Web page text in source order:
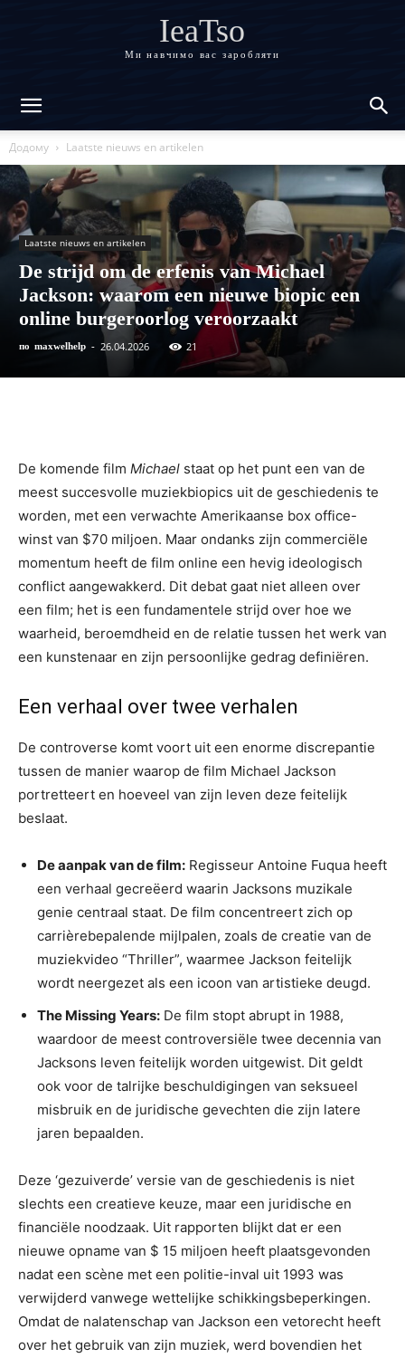
IeaTso
Ми навчимо вас заробляти
Додому Laatste nieuws en artikelen
Laatste nieuws en artikelen
De strijd om de erfenis van Michael
Jackson: waarom een nieuwe biopic een
online burgeroorlog veroorzaakt
по maxwelhelp - 26.04.2026 21
De komende film Michael staat op het punt een van de
meest succesvolle muziekbiopics uit de geschiedenis te
worden, met een verwachte Amerikaanse box office-
winst van $70 miljoen. Maar ondanks zijn commerciële
momentum heeft de film online een hevig ideologisch
conflict aangewakkerd. Dit debat gaat niet alleen over
een film; het is een fundamentele strijd over hoe we
waarheid, beroemdheid en de relatie tussen het werk van
een kunstenaar en zijn persoonlijke gedrag definiëren.
Een verhaal over twee verhalen
De controverse komt voort uit een enorme discrepantie
tussen de manier waarop de film Michael Jackson
portretteert en hoeveel van zijn leven deze feitelijk
beslaat.
De aanpak van de film: Regisseur Antoine Fuqua heeft
een verhaal gecreëerd waarin Jacksons muzikale
genie centraal staat. De film concentreert zich op
carrièrebepalende mijlpalen, zoals de creatie van de
muziekvideo “Thriller”, waarmee Jackson feitelijk
wordt neergezet als een icoon van artistieke deugd.
The Missing Years: De film stopt abrupt in 1988,
waardoor de meest controversiële twee decennia van
Jacksons leven feitelijk worden uitgewist. Dit geldt
ook voor de talrijke beschuldigingen van seksueel
misbruik en de juridische gevechten die zijn latere
jaren bepaalden.
Deze ‘gezuiverde’ versie van de geschiedenis is niet
slechts een creatieve keuze, maar een juridische en
financiële noodzaak. Uit rapporten blijkt dat er een
nieuwe opname van $ 15 miljoen heeft plaatsgevonden
nadat een scène met een politie-inval uit 1993 was
verwijderd vanwege wettelijke schikkingsbeperkingen.
Omdat de nalatenschap van Jackson een vetorecht heeft
over het gebruik van zijn muziek, werd bovendien het